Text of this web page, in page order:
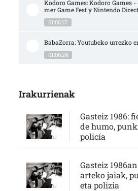
Kodoro Games: Kodoro Games -
mer Game Fest y Nintendo Direct
01:06:17
BabaZorra: Youtubeko urrezko
01:06:24
Irakurrienak
Gasteiz 1986:
de humo,
policía
Gasteiz
arteko jaiak,
eta polizia